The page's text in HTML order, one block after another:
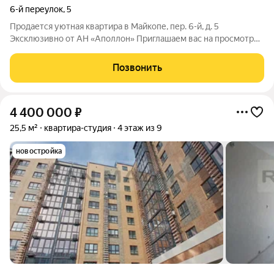
6-й переулок,5
Продается уютная квартира в Майкопе, пер. 6-й, д. 5
Эксклюзивно от АН «Аполлон» Приглашаем вас на просмотр
Майкопа. Объект находится в продаже у агентства, которое
предлагает лучшие условия для
Позвонить
4 400 000 ₽
25,5 м² квартира-студия 4 этаж из 9
новостройка